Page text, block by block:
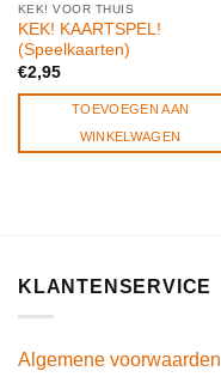
KEK! VOOR THUIS
KEK! KAARTSPEL!
(Speelkaarten)
€2,95
TOEVOEGEN AAN
WINKELWAGEN
KLANTENSERVICE
Algemene voorwaarden